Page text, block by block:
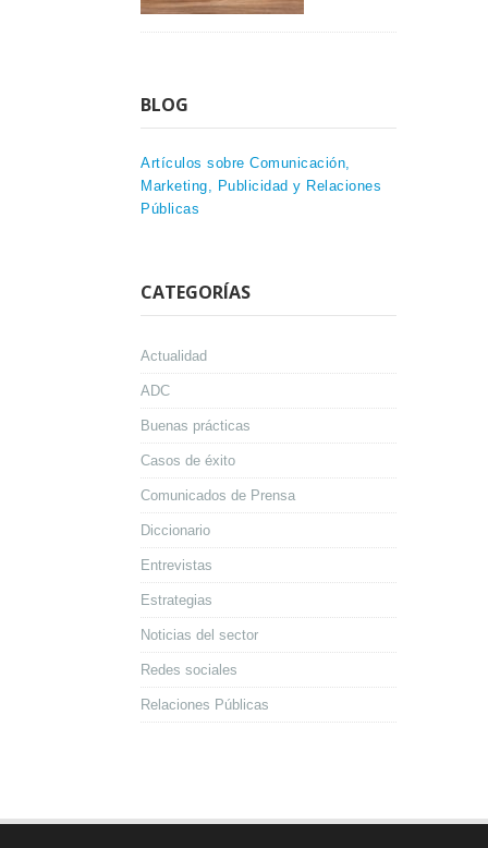
BLOG
Artículos sobre Comunicación,
Marketing, Publicidad y Relaciones
Públicas
CATEGORÍAS
Actualidad
ADC
Buenas prácticas
Casos de éxito
Comunicados de Prensa
Diccionario
Entrevistas
Estrategias
Noticias del sector
Redes sociales
Relaciones Públicas